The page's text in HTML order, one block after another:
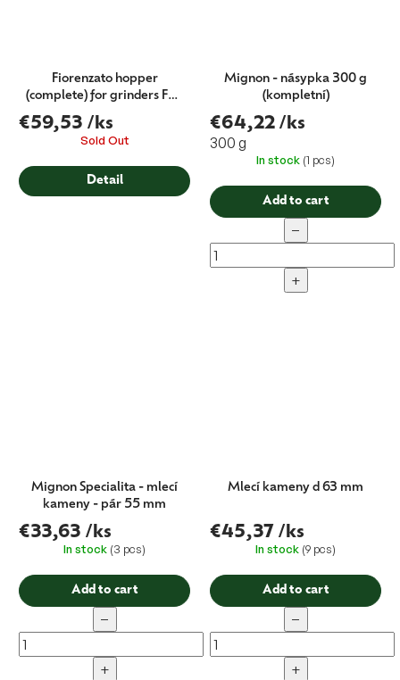
Fiorenzato hopper
(complete) for grinders F64
and F5
€59,53 /ks
Sold Out
Detail
Mignon - násypka 300 g
(kompletní)
€64,22 /ks
300 g
In stock (1 pcs)
Add to cart
−
+
Mignon Specialita - mlecí
kameny - pár 55 mm
€33,63 /ks
In stock (3 pcs)
Add to cart
−
+
Mlecí kameny d 63 mm
€45,37 /ks
In stock (9 pcs)
Add to cart
−
+